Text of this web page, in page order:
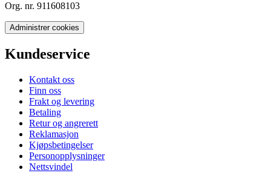
Org. nr. 911608103
Administrer cookies
Kundeservice
Kontakt oss
Finn oss
Frakt og levering
Betaling
Retur og angrerett
Reklamasjon
Kjøpsbetingelser
Personopplysninger
Nettsvindel